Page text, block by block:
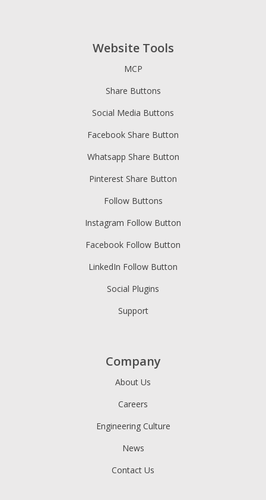
Website Tools
MCP
Share Buttons
Social Media Buttons
Facebook Share Button
Whatsapp Share Button
Pinterest Share Button
Follow Buttons
Instagram Follow Button
Facebook Follow Button
LinkedIn Follow Button
Social Plugins
Support
Company
About Us
Careers
Engineering Culture
News
Contact Us